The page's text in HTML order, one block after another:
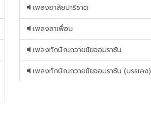
เพลงอาลัยปาริชาต
เพลงลาเพื่อน
เพลงทักษิณถวายชัยจอมราชัน
เพลงทักษิณถวายชัยจอมราชัน (บรรเลง)